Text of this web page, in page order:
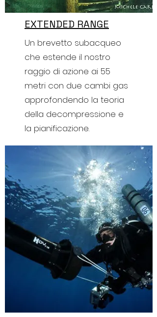
EXTENDED RANGE
Un brevetto subacqueo
che estende il nostro
raggio di azione ai 55
metri con due cambi gas
approfondendo la teoria
della decompressione e
la pianificazione.